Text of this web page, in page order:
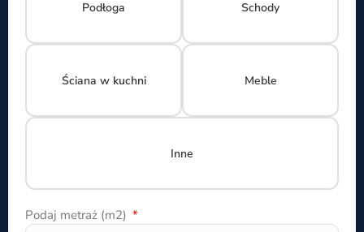
Podłoga Schody
Ściana w kuchni Meble
Inne
Podaj metraż (m2)